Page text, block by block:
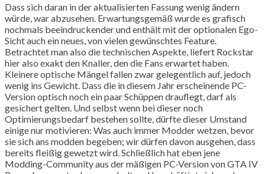
Dass sich daran in der aktualisierten Fassung wenig ändern
würde, war abzusehen. Erwartungsgemäß wurde es grafisch
nochmals beeindruckender und enthält mit der optionalen Ego-
Sicht auch ein neues, von vielen gewünschtes Feature.
Betrachtet man also die technischen Aspekte, liefert Rockstar
hier also exakt den Knaller, den die Fans erwartet haben.
Kleinere optische Mängel fallen zwar gelegentlich auf, jedoch
wenig ins Gewicht. Dass die in diesem Jahr erscheinende PC-
Version optisch noch ein paar Schüppen drauflegt, darf als
gesichert gelten. Und selbst wenn bei dieser noch
Optimierungsbedarf bestehen sollte, dürfte dieser Umstand
einige nur motivieren: Was auch immer Modder wetzen, bevor
sie sich ans modden begeben; wir dürfen davon ausgehen, dass
bereits fleißig gewetzt wird. Schließlich hat eben jene
Modding-Community aus der mäßigen PC-Version von GTA IV